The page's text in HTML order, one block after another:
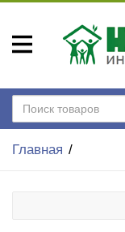
Главная